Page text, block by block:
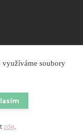
soubory
zde.